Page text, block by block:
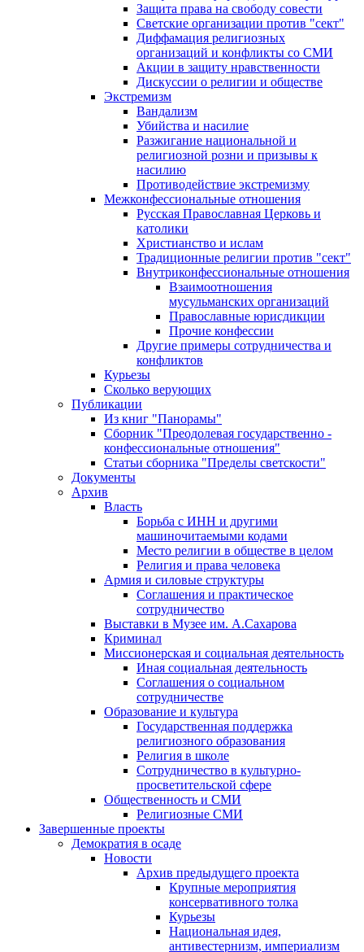
Защита права на свободу совести
Светские организации против "сект"
Диффамация религиозных
организаций и конфликты со СМИ
Акции в защиту нравственности
Дискуссии о религии и обществе
Экстремизм
Вандализм
Убийства и насилие
Разжигание национальной и
религиозной розни и призывы к
насилию
Противодействие экстремизму
Межконфессиональные отношения
Русская Православная Церковь и
католики
Христианство и ислам
Традиционные религии против "сект"
Внутриконфессиональные отношения
Взаимоотношения
мусульманских организаций
Православные юрисдикции
Прочие конфессии
Другие примеры сотрудничества и
конфликтов
Курьезы
Сколько верующих
Публикации
Из книг "Панорамы"
Сборник "Преодолевая государственно -
конфессиональные отношения"
Статьи сборника "Пределы светскости"
Документы
Архив
Власть
Борьба с ИНН и другими
машиночитаемыми кодами
Место религии в обществе в целом
Религия и права человека
Армия и силовые структуры
Соглашения и практическое
сотрудничество
Выставки в Музее им. А.Сахарова
Криминал
Миссионерская и социальная деятельность
Иная социальная деятельность
Соглашения о социальном
сотрудничестве
Образование и культура
Государственная поддержка
религиозного образования
Религия в школе
Сотрудничество в культурно-
просветительской сфере
Общественность и СМИ
Религиозные СМИ
Завершенные проекты
Демократия в осаде
Новости
Архив предыдущего проекта
Крупные мероприятия
консервативного толка
Курьезы
Национальная идея,
антивестернизм, империализм